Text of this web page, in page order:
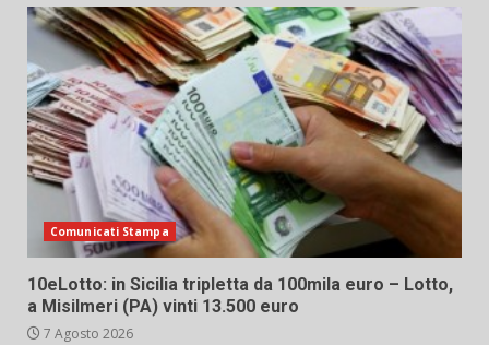
Comunicati Stampa
10eLotto: in Sicilia tripletta da 100mila euro – Lotto,
a Misilmeri (PA) vinti 13.500 euro
7 Agosto 2026